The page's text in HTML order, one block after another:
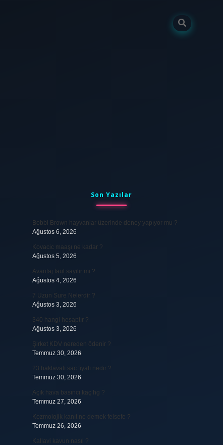
SidebarSon Yazılar
Bobbi Brown hayvanlar üzerinde deney yapıyor mu ?
Ağustos 6, 2026
Kovacic maaşı ne kadar ?
Ağustos 5, 2026
Avantaj faul sayılır mı ?
Ağustos 4, 2026
7 Uzun Sure Nelerdir ?
Ağustos 3, 2026
340 hangi hesaptır ?
Ağustos 3, 2026
Şirket KDV nereden ödenir ?
Temmuz 30, 2026
23 baklavalı sac fiyatı nedir ?
Temmuz 30, 2026
Açık hava basıncı kaç hg ?
Temmuz 27, 2026
Kozmolojik kanıt ne demek felsefe ?
Temmuz 26, 2026
Kallavi kavun nasıl ?